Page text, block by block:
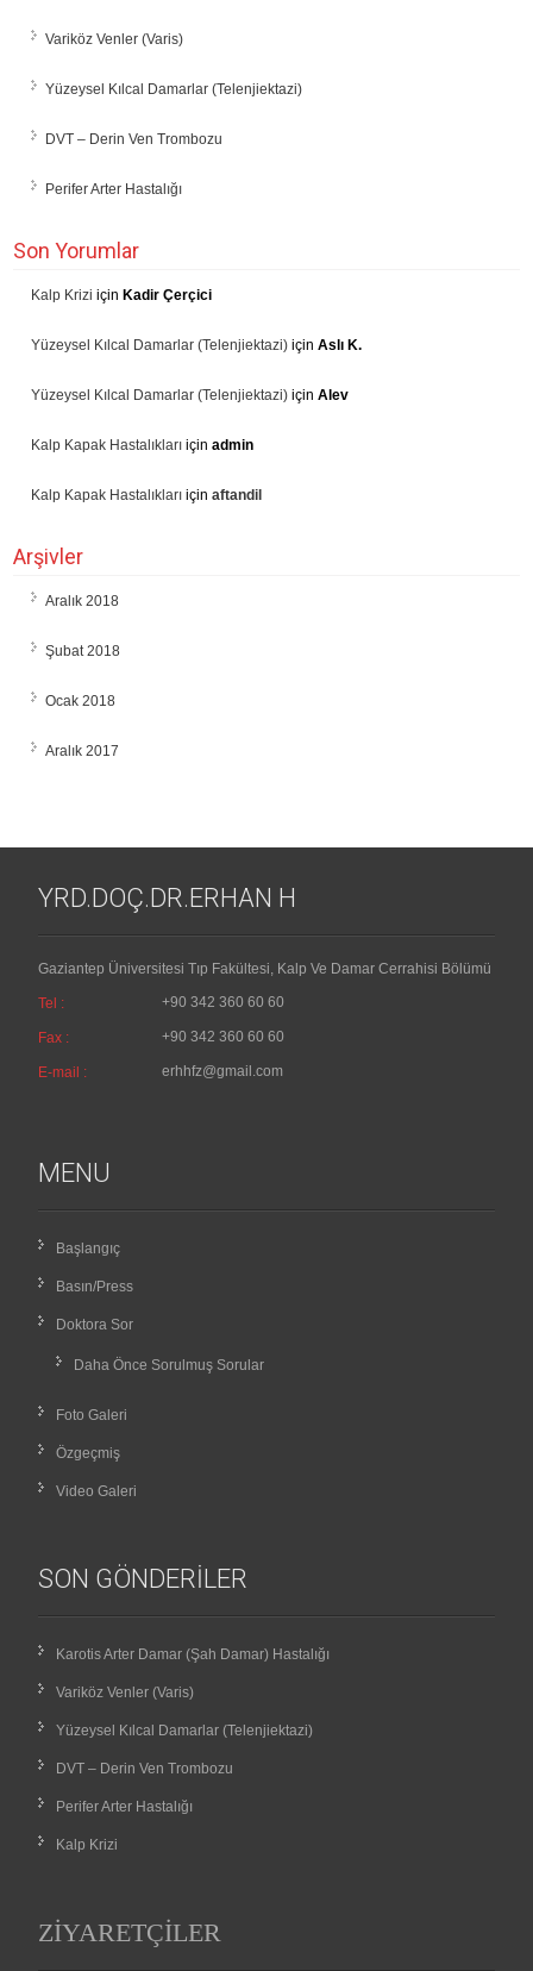
Variköz Venler (Varis)
Yüzeysel Kılcal Damarlar (Telenjiektazi)
DVT – Derin Ven Trombozu
Perifer Arter Hastalığı
Son Yorumlar
Kalp Krizi için Kadir Çerçici
Yüzeysel Kılcal Damarlar (Telenjiektazi) içinAslı K.
Yüzeysel Kılcal Damarlar (Telenjiektazi) içinAlev
Kalp Kapak Hastalıkları içinadmin
Kalp Kapak Hastalıkları içinaftandil
Arşivler
Aralık 2018
Şubat 2018
Ocak 2018
Aralık 2017
YRD.DOÇ.DR.ERHAN H
Gaziantep Üniversitesi Tıp Fakültesi, Kalp Ve Damar Cerrahisi Bölümü
Tel : +90 342 360 60 60
Fax : +90 342 360 60 60
E-mail : erhhfz@gmail.com
MENU
Başlangıç
Basın/Press
Doktora Sor
Daha Önce Sorulmuş Sorular
Foto Galeri
Özgeçmiş
Video Galeri
SON GÖNDERILER
Karotis Arter Damar (Şah Damar) Hastalığı
Variköz Venler (Varis)
Yüzeysel Kılcal Damarlar (Telenjiektazi)
DVT – Derin Ven Trombozu
Perifer Arter Hastalığı
Kalp Krizi
ZIYARETÇILER